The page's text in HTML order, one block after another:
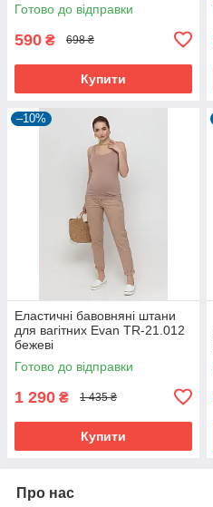
Готово до відправки
590 ₴ 698 ₴
Купити
–10%
Еластичні бавовняні штани
для вагітних Evan TR-21.012
бежеві
Готово до відправки
1 290 ₴ 1 435 ₴
Купити
Про нас